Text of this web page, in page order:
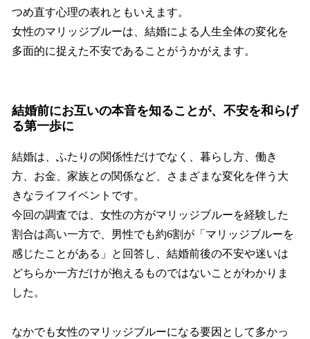
つめ直す心理の表れともいえます。
女性のマリッジブルーは、結婚による人生全体の変化を
多面的に捉えた不安であることがうかがえます。
結婚前にお互いの本音を知ることが、不安を和らげ
る第一歩に
結婚は、ふたりの関係性だけでなく、暮らし方、働き
方、お金、家族との関係など、さまざまな変化を伴う大
きなライフイベントです。
今回の調査では、女性の方がマリッジブルーを経験した
割合は高い一方で、男性でも約6割が「マリッジブルーを
感じたことがある」と回答し、結婚前後の不安や迷いは
どちらか一方だけが抱えるものではないことがわかりま
した。
なかでも女性のマリッジブルーになる要因として多かっ